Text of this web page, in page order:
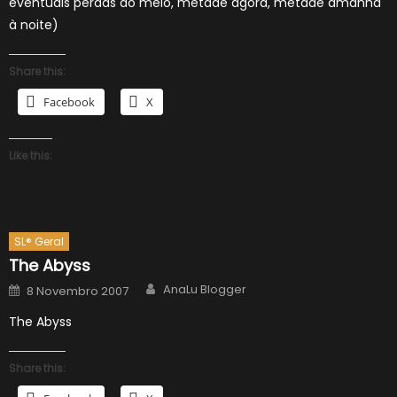
à noite)
Share this:
Facebook X
Like this:
SL® Geral
The Abyss
Posted
on
8 Novembro 2007 Author
AnaLu Blogger
The Abyss
Share this: